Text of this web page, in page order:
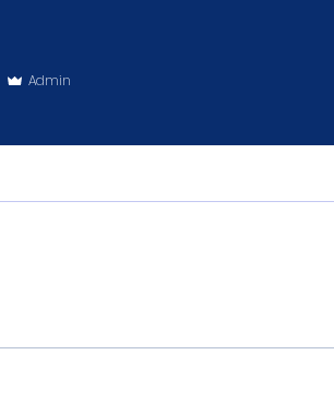
Admin